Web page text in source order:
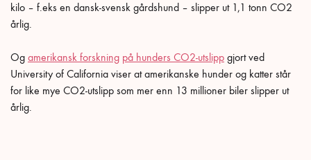
kilo – f.eks en dansk-svensk gårdshund – slipper ut 1,1 tonn CO2
årlig.
Og amerikansk forskning på hunders CO2-utslipp gjort ved
University of California viser at amerikanske hunder og katter står
for like mye CO2-utslipp som mer enn 13 millioner biler slipper ut
årlig.